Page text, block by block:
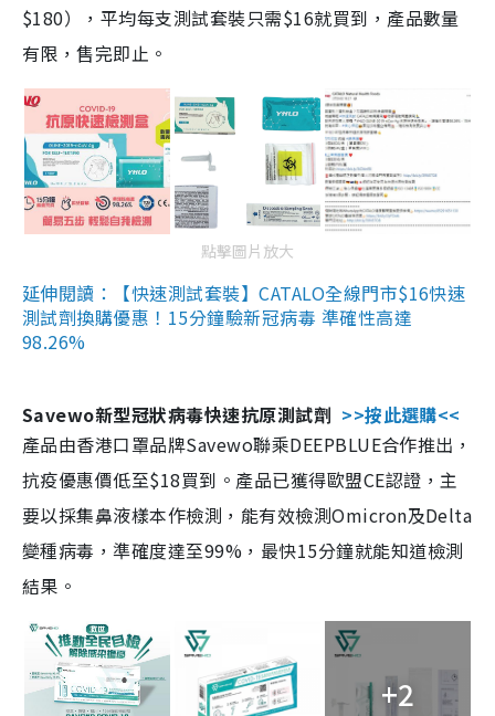
$180），平均每支測試套裝只需$16就買到，產品數量
有限，售完即止。
點擊圖片放大
延伸閱讀：【快速測試套裝】CATALO全線門市$16快速
測試劑換購優惠！15分鐘驗新冠病毒 準確性高達
98.26%
Savewo新型冠狀病毒快速抗原測試劑 >>按此選購<<
產品由香港口罩品牌Savewo聯乘DEEPBLUE合作推出，
抗疫優惠價低至$18買到。產品已獲得歐盟CE認證，主
要以採集鼻液樣本作檢測，能有效檢測Omicron及Delta
變種病毒，準確度達至99%，最快15分鐘就能知道檢測
結果。
+2